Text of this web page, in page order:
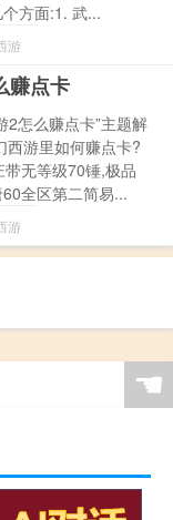
方面:1. 武...
游
赚点卡
2怎么赚点卡”主题解
西游里如何赚点卡?
无等级70锤,极品
全区第二简易...
游
☚